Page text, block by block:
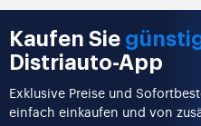
Kaufen Sie
Distriauto-App
Exklusive Preise und
einfach einkaufen und von